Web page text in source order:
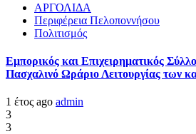
ΑΡΓΟΛΙΔΑ
Περιφέρεια Πελοποννήσου
Πολιτισμός
Εμπορικός και Επιχειρηματικός
Πασχαλινό Ωράριο Λειτουργίας των
1 έτος ago admin
3
3